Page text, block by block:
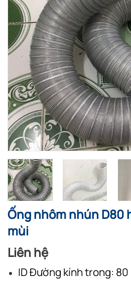
Ống nhôm nhún D80
mùi
Liên hệ
ID Đường kính trong: 80